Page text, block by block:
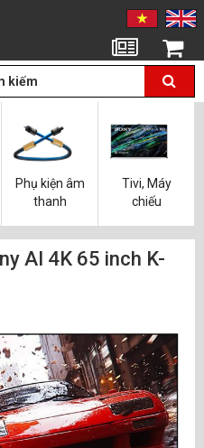
Giỏ hàng
Phụ kiện âm
thanh
Tivi, Máy
chiếu
AI 4K 65 inch K-